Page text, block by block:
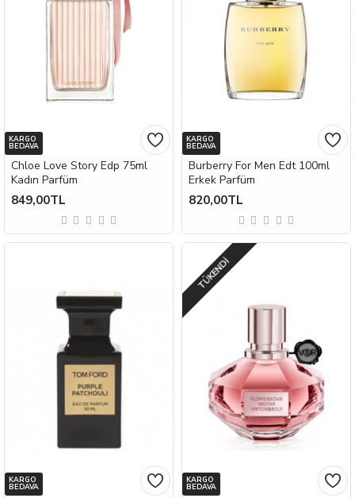
KARGO
BEDAVA
Chloe Love Story Edp 75ml
Kadın Parfüm
849,00TL
KARGO
BEDAVA
Burberry For Men Edt 100ml
Erkek Parfüm
820,00TL
KARGO
BEDAVA
KARGO
BEDAVA
TÜKENDI